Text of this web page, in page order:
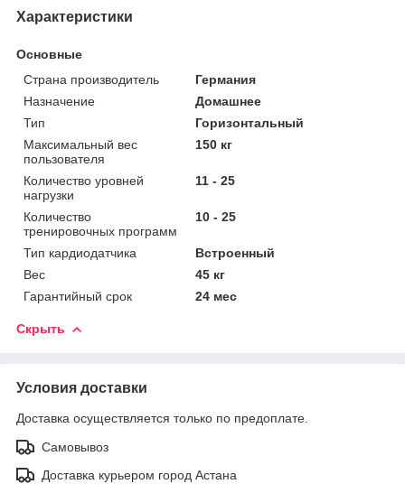
Характеристики
Основные
Страна производитель
Германия
Назначение
Домашнее
Тип
Горизонтальный
Максимальный вес
пользователя
150 кг
Количество уровней
нагрузки
11 - 25
Количество
тренировочных программ
10 - 25
Тип кардиодатчика
Встроенный
Вес
45 кг
Гарантийный срок
24 мес
Скрыть
Условия доставки
Доставка осуществляется только по предоплате.
Самовывоз
Доставка курьером город Астана